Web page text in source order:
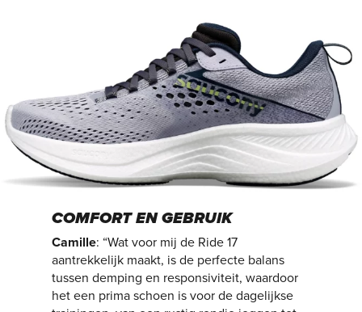
COMFORT EN GEBRUIK
Camille: “Wat voor mij de Ride 17
aantrekkelijk maakt, is de perfecte balans
tussen demping en responsiviteit, waardoor
het een prima schoen is voor de dagelijkse